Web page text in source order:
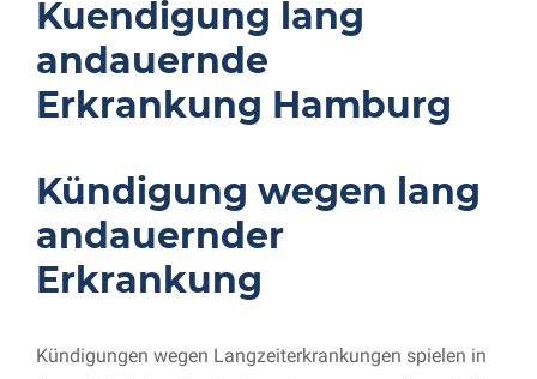
Kuendigung lang
andauernde
Erkrankung Hamburg
Kündigung wegen lang
andauernder
Erkrankung
Kündigungen wegen Langzeiterkrankungen spielen in